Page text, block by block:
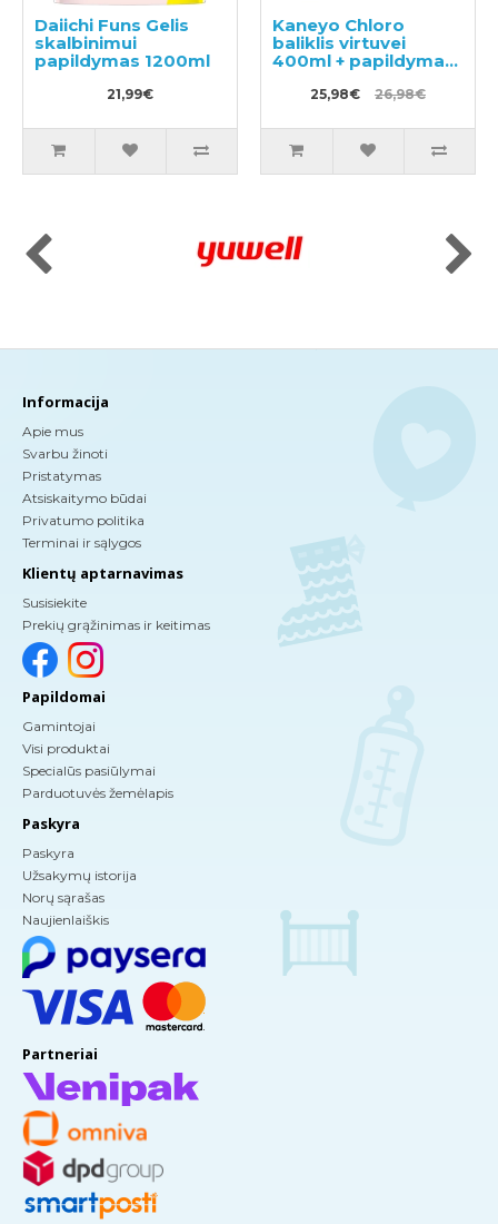
Daiichi Funs Gelis
skalbinimui
papildymas 1200ml
21,99€
Kaneyo Chloro
baliklis virtuvei
400ml + papildymas
25,98€ 26,98€
Informacija
Apie mus
Svarbu žinoti
Pristatymas
Atsiskaitymo būdai
Privatumo politika
Terminai ir sąlygos
Klientų aptarnavimas
Susisiekite
Prekių grąžinimas ir keitimas
Papildomai
Gamintojai
Visi produktai
Specialūs pasiūlymai
Parduotuvės žemėlapis
Paskyra
Paskyra
Užsakymų istorija
Norų sąrašas
Naujienlaiškis
Partneriai